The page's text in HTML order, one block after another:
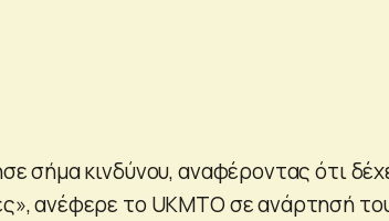
σήμα κινδύνου, αναφέροντας ότι
ανέφερε το UKMTO σε ανάρτησή